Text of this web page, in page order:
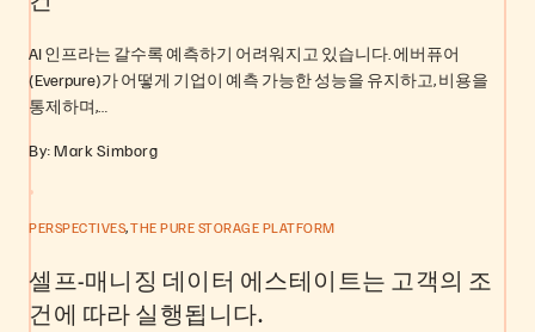
AI 인프라는 갈수록 예측하기 어려워지고 있습니다. 에버퓨어
(Everpure)가 어떻게 기업이 예측 가능한 성능을 유지하고, 비용을
통제하며,…
By: Mark Simborg
PERSPECTIVES,THE PURE STORAGE PLATFORM
셀프-매니징 데이터 에스테이트는 고객의 조
건에 따라 실행됩니다.